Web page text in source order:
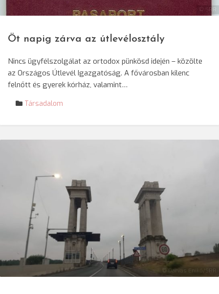
© SRR
Öt napig zárva az útlevélosztály
Nincs ügyfélszolgálat az ortodox pünkösd idején – közölte
az Országos Útlevél Igazgatóság. A fővárosban kilenc
felnőtt és gyerek kórház, valamint…
Társadalom
© Darvas Enikő/SRR